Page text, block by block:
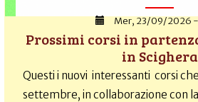
Mer, 23/09/2026 -
Prossimi corsi in
in Scighera
Questi i nuovi interessanti corsi
settembre, in collaborazione con